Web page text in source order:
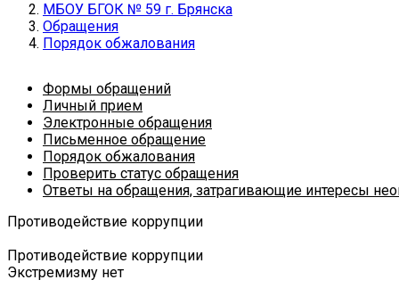
МБОУ БГОК № 59 г. Брянска
Обращения
Порядок обжалования
Формы обращений
Личный прием
Электронные обращения
Письменное обращение
Порядок обжалования
Проверить статус обращения
Ответы на обращения, затрагивающие интересы
Противодействие коррупции
Противодействие коррупции
Экстремизму нет